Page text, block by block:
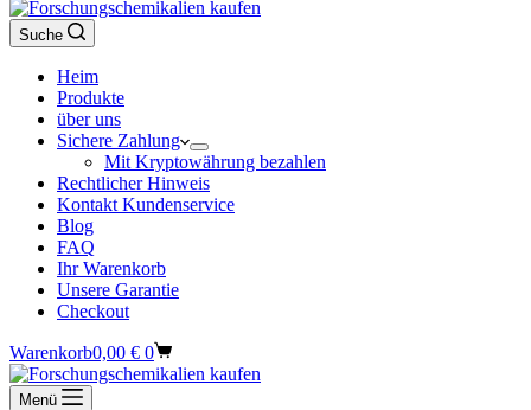
Suche
Heim
Produkte
über uns
Sichere Zahlung
Mit Kryptowährung bezahlen
Rechtlicher Hinweis
Kontakt Kundenservice
Blog
FAQ
Ihr Warenkorb
Unsere Garantie
Checkout
Warenkorb0,00 € 0
Menü